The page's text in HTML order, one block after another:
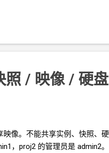
照 / 映像 / 硬盘
映像。不能共享实例、快照、
，proj2 的管理员是 admin2